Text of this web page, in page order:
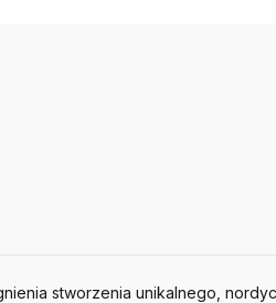
stworzenia unikalnego,